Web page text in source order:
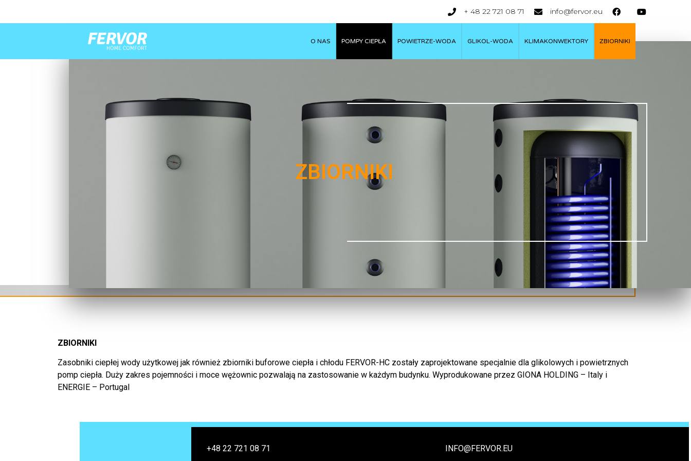
+ 48 22 721 08 71 info@fervor.eu
O NAS POMPY CIEPŁA POWIETRZE-WODA GLIKOL-WODA KLIMAKONWEKTORY ZBIORNIKI
ZBIORNIKI
ZBIORNIKI
Zasobniki ciepłej wody użytkowej jak również zbiorniki buforowe ciepła i chłodu FERVOR-HC zostały zaprojektowane specjalnie dla glikolowych i powietrznych
pomp ciepła. Duży zakres pojemności i moce wężownic pozwalają na zastosowanie w każdym budynku. Wyprodukowane przez GIONA HOLDING – Italy i
ENERGIE – Portugal
+48 22 721 08 71 INFO@FERVOR.EU